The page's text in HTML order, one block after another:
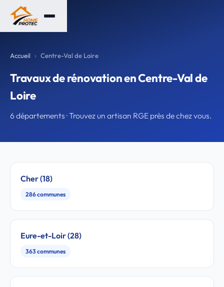
Accueil Centre-Val de Loire
Travaux de rénovation en Centre-Val de
Loire
6 départements · Trouvez un artisan RGE près de chez vous.
Cher (18)
286 communes
Eure-et-Loir (28)
363 communes